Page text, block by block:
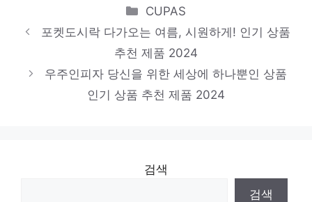
제품 2024
소장가치 100%의 특별한 제품 인기 상품 추
천 제품 2024
Categories
CUPAS
포켓도시락 다가오는 여름, 시원하게! 인기 상품
추천 제품 2024
우주인피자 당신을 위한 세상에 하나뿐인 상품
인기 상품 추천 제품 2024
검색
검색